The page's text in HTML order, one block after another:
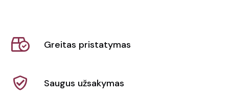
Stella
Climber
Greitas pristatymas
Saugus užsakymas